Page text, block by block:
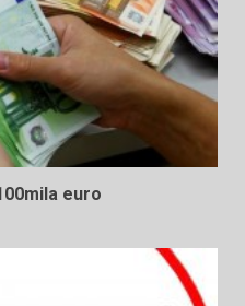
euro